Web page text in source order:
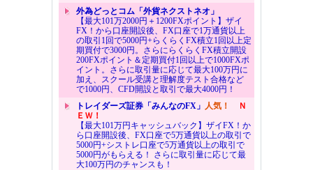
外為どっとコム「外貨ネクストネオ」
【最大101万2000円＋1200FXポイント】ザイ
FX！から口座開設後、FX口座で1万通貨以上
の取引1回で5000円+らくらくFX積立1回以上定
期買付で3000円。さらにらくらくFX積立開設
200FXポイント＆定期買付1回以上で1000FXポ
イント。さらに取引量に応じて最大100万円に
加え、スクール受講と理解度テスト合格など
で1000円、CFD開設と取引で最大4000円！
トレイダーズ証券「みんなのFX」 人気！
Ｎ
ＥＷ！
【最大101万円キャッシュバック】ザイFX！か
ら口座開設後、FX口座で5万通貨以上の取引で
5000円+シストレ口座で5万通貨以上の取引で
5000円がもらえる！ さらに取引量に応じて最
大100万円のチャンスも！